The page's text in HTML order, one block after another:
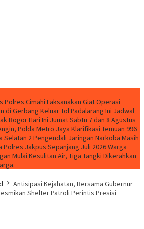
Polres Cimahi Laksanakan Giat Operasi
di Gerbang Keluar Tol Padalarang Ini Jadwal
Bogor Hari Ini Jumat Sabtu 7 dan 8 Agustus
Polda Metro Jaya Klarifikasi Temuan 996
Selatan 2 Pengendali Jaringan Narkoba Masih
Polres Jakpus Sepanjang Juli 2026Warga
Mulai Kesulitan Air, Tiga Tangki Dikerahkan
Antisipasi Kejahatan, Bersama Gubernur
Shelter Patroli Perintis Presisi